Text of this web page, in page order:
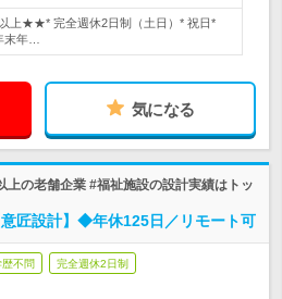
上★★* 完全週休2日制（土日）* 祝日*
末年…
気になる
上の老舗企業 #福祉施設の設計実績はトッ
匠設計】◆年休125日／リモート可
歴不問 完全週休2日制